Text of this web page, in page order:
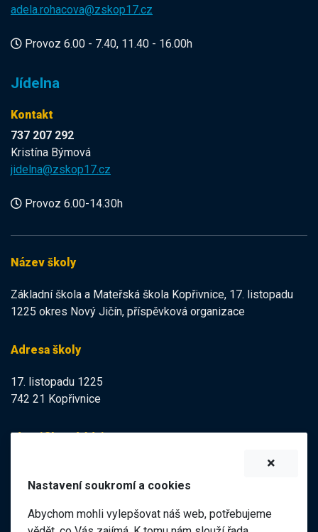
adela.rohacova@zskop17.cz
Provoz 6.00 - 7.40, 11.40 - 16.00h
Jídelna
Kontakt
737 207 292
Kristína Býmová
jidelna@zskop17.cz
Provoz 6.00-14.30h
Název školy
Základní škola a Mateřská škola Kopřivnice, 17. listopadu
1225 okres Nový Jičín, příspěvková organizace
Adresa školy
17. listopadu 1225
742 21 Kopřivnice
Identifikační údaje
IČO:47998121
Elektronická podatelna
Nastavení soukromí a cookies
Abychom mohli vylepšovat náš web, potřebujeme